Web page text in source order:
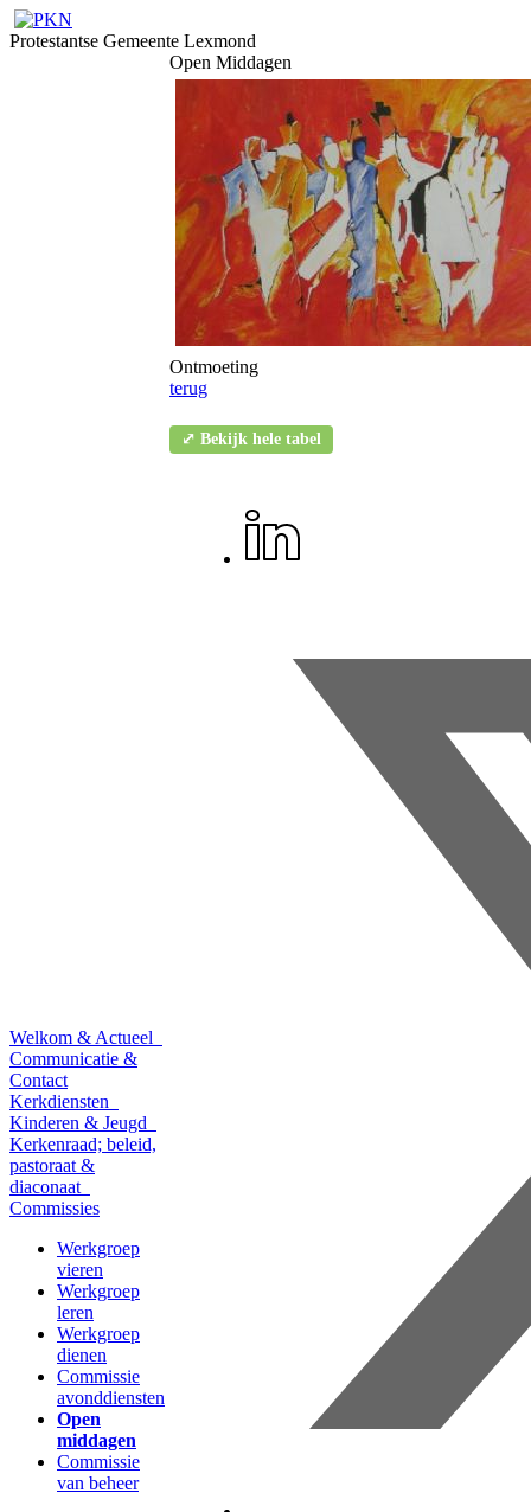
Protestantse Gemeente Lexmond
Welkom & Actueel
Communicatie &
Contact
Kerkdiensten
Kinderen & Jeugd
Kerkenraad; beleid,
pastoraat &
diaconaat
Commissies
Werkgroep
vieren
Werkgroep
leren
Werkgroep
dienen
Commissie
avonddiensten
Open
middagen
Commissie
van beheer
Open Middagen
Ontmoeting
terug
⤢ Bekijk hele tabel